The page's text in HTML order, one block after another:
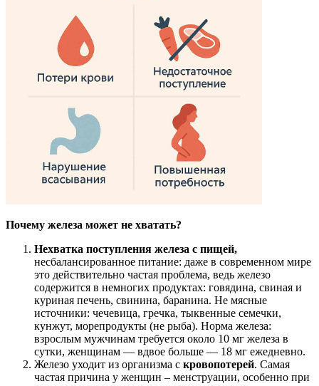
Почему железа может не хватать?
Нехватка поступления железа с пищей,
несбалансированное питание: даже в современном мире
это действительно частая проблема, ведь железо
содержится в немногих продуктах: говядина, свиная и
куриная печень, свинина, баранина. Не мясные
источники: чечевица, гречка, тыквенные семечки,
кунжут, морепродукты (не рыба). Норма железа:
взрослым мужчинам требуется около 10 мг железа в
сутки, женщинам — вдвое больше — 18 мг ежедневно.
Железо уходит из организма с кровопотерей. Самая
частая причина у женщин – менструации, особенно при